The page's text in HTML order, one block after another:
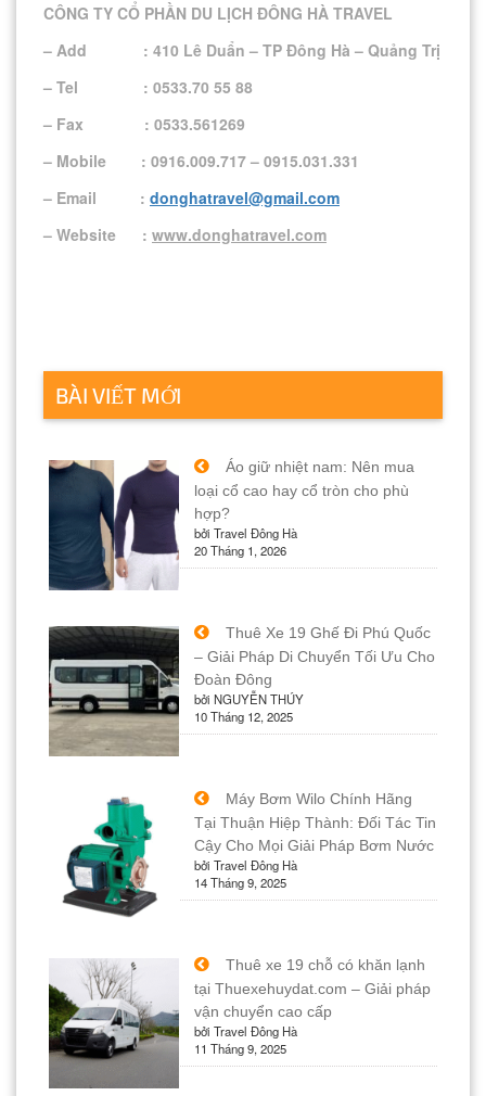
CÔNG TY CỔ PHẦN DU LỊCH ĐÔNG HÀ TRAVEL
– Add : 410 Lê Duẩn – TP Đông Hà – Quảng Trị
– Tel : 0533.70 55 88
– Fax : 0533.561269
– Mobile : 0916.009.717 – 0915.031.331
– Email : donghatravel@gmail.com
– Website : www.donghatravel.com
BÀI VIẾT MỚI
Áo giữ nhiệt nam: Nên mua
loại cổ cao hay cổ tròn cho phù
hợp?
bởi Travel Đông Hà
20 Tháng 1, 2026
Thuê Xe 19 Ghế Đi Phú Quốc
– Giải Pháp Di Chuyển Tối Ưu Cho
Đoàn Đông
bởi NGUYỄN THÚY
10 Tháng 12, 2025
Máy Bơm Wilo Chính Hãng
Tại Thuận Hiệp Thành: Đối Tác Tin
Cậy Cho Mọi Giải Pháp Bơm Nước
bởi Travel Đông Hà
14 Tháng 9, 2025
Thuê xe 19 chỗ có khăn lạnh
tại Thuexehuydat.com – Giải pháp
vận chuyển cao cấp
bởi Travel Đông Hà
11 Tháng 9, 2025